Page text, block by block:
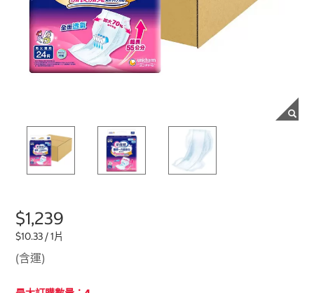
$1,239
$10.33 / 1片
(含運)